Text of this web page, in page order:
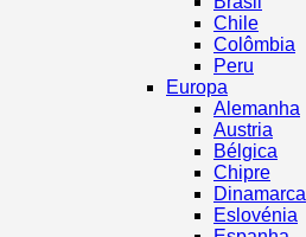
Chile
Colômbia
Peru
Europa
Alemanha
Austria
Bélgica
Chipre
Dinamarca
Eslovénia